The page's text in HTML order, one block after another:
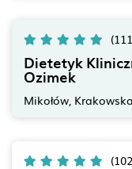
Dietetyk
Ozimek
Mikołów,